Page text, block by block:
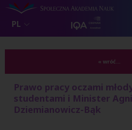
PL
« wróć...
Prawo pracy oczami
studentami i Minister
Dziemianowicz-Bąk